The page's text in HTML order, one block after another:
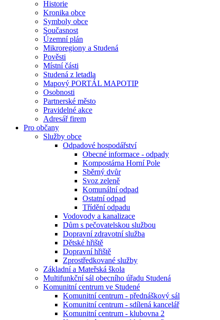
Historie
Kronika obce
Symboly obce
Současnost
Územní plán
Mikroregiony a Studená
Pověsti
Místní části
Studená z letadla
Mapový PORTÁL MAPOTIP
Osobnosti
Partnerské město
Pravidelné akce
Adresář firem
Pro občany
Služby obce
Odpadové hospodářství
Obecné informace - odpady
Kompostárna Horní Pole
Sběrný dvůr
Svoz zeleně
Komunální odpad
Ostatní odpad
Třídění odpadu
Vodovody a kanalizace
Dům s pečovatelskou službou
Dopravní zdravotní služba
Dětské hřiště
Dopravní hřiště
Zprostředkované služby
Základní a Mateřská škola
Multifunkční sál obecního úřadu Studená
Komunitní centrum ve Studené
Komunitní centrum - přednáškový sál
Komunitní centrum - sdílená kancelář
Komunitní centrum - klubovna 2